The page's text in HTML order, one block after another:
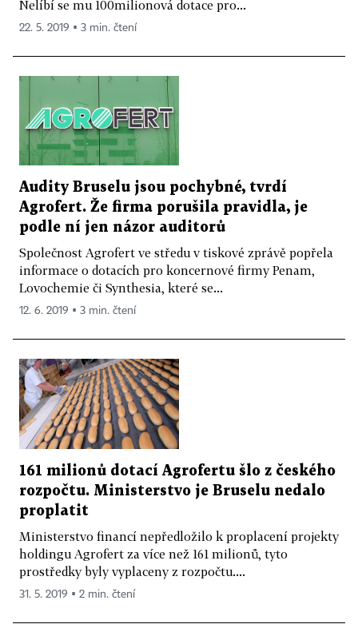
Nelíbí se mu 100milionová dotace pro...
22. 5. 2019 ▪ 3 min. čtení
Audity Bruselu jsou pochybné, tvrdí
Agrofert. Že firma porušila pravidla, je
podle ní jen názor auditorů
Společnost Agrofert ve středu v tiskové zprávě popřela
informace o dotacích pro koncernové firmy Penam,
Lovochemie či Synthesia, které se...
12. 6. 2019 ▪ 3 min. čtení
161 milionů dotací Agrofertu šlo z českého
rozpočtu. Ministerstvo je Bruselu nedalo
proplatit
Ministerstvo financí nepředložilo k proplacení projekty
holdingu Agrofert za více než 161 milionů, tyto
prostředky byly vyplaceny z rozpočtu....
31. 5. 2019 ▪ 2 min. čtení